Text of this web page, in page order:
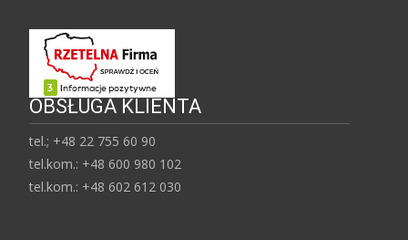
OBSŁUGA KLIENTA
tel.; +48 22 755 60 90
tel.kom.: +48 600 980 102
tel.kom.: +48 602 612 030